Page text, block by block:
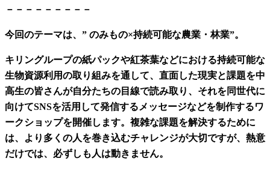
－－－－－－－－－
今回のテーマは、” のみもの×持続可能な農業・林業”。
キリングループの紙パックや紅茶葉などにおける持続可能な
生物資源利用の取り組みを通して、直面した現実と課題を中
高生の皆さんが自分たちの目線で読み取り、それを同世代に
向けてSNSを活用して発信するメッセージなどを制作するワ
ークショップを開催します。複雑な課題を解決するために
は、より多くの人を巻き込むチャレンジが大切ですが、熱意
だけでは、必ずしも人は動きません。